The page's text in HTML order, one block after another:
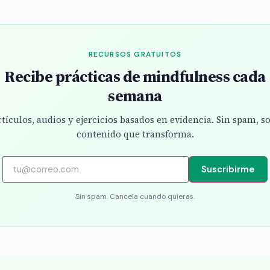
RECURSOS GRATUITOS
Recibe prácticas de mindfulness cada
semana
audios y ejercicios basados en evidencia. Sin spam,
contenido que transforma.
Suscribirme
Sin spam. Cancela cuando quieras.